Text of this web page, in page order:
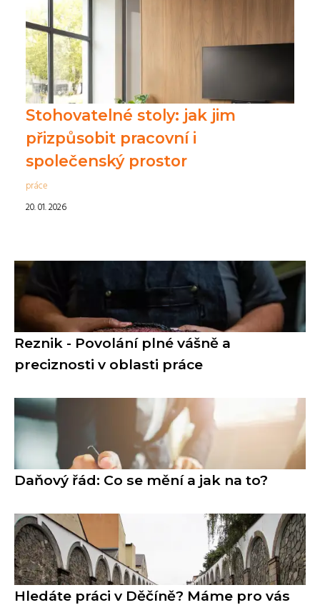
Stohovatelné stoly: jak jim
přizpůsobit pracovní i
společenský prostor
práce
20. 01. 2026
Reznik - Povolání plné vášně a
preciznosti v oblasti práce
Daňový řád: Co se mění a jak na to?
Hledáte práci v Děčíně? Máme pro vás